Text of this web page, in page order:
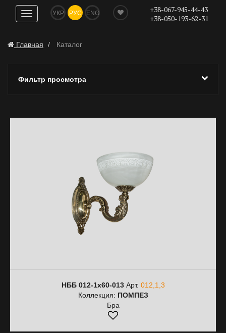
Показать
навигацию
УКР РУС ENG
+38-067-945-44-43
+38-050-193-62-31
Главная Каталог
Фильтр просмотра
НББ 012-1х60-013Арт. 012,1,3
Коллекция: ПОМПЕЗ
Бра